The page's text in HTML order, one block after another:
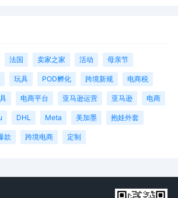
法国 卖家之家 活动 母亲节
玩具 POD孵化 跨境新规 电商税
电商平台 亚马逊运营 亚马逊 电商
DHL Meta 美加墨 抱娃外套
款 跨境电商 定制